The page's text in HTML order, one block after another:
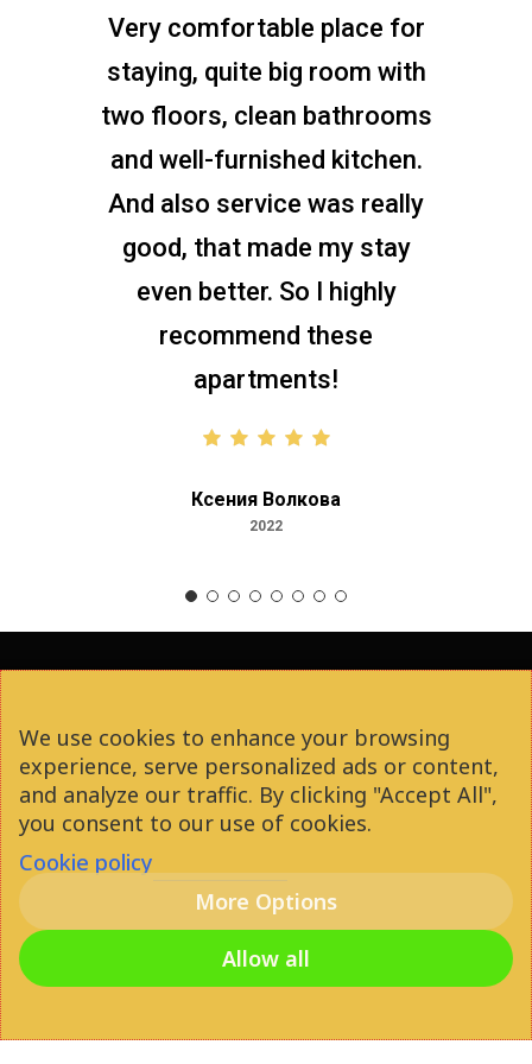
The apartment is new, clean,
the people are friendly, the
owners are cool, honestly, I'm
glad I chose this flat. In the
heart of Budapest you can
walk down the street and
everything is in front of you,
shops, clubs, bars, cafes. If
you want to enjoy your time
in the city, this is a really good
Attila Gáspár
facebook youtube instagramphone
email
We use cookies to enhance your browsing
experience, serve personalized ads or content,
and analyze our traffic. By clicking "Accept All",
you consent to our use of cookies.
Cookie policy
More Options
Allow all